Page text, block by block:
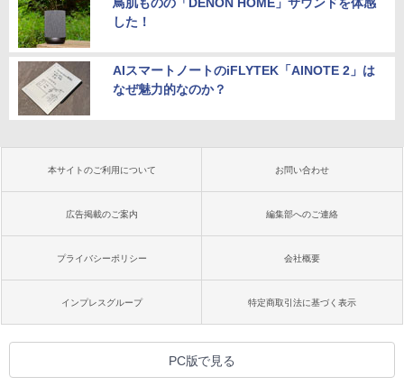
鳥肌ものの「DENON HOME」サウンドを体感
した！
AIスマートノートのiFLYTEK「AINOTE 2」は
なぜ魅力的なのか？
本サイトのご利用について お問い合わせ
広告掲載のご案内 編集部へのご連絡
プライバシーポリシー 会社概要
インプレスグループ 特定商取引法に基づく表示
PC版で見る